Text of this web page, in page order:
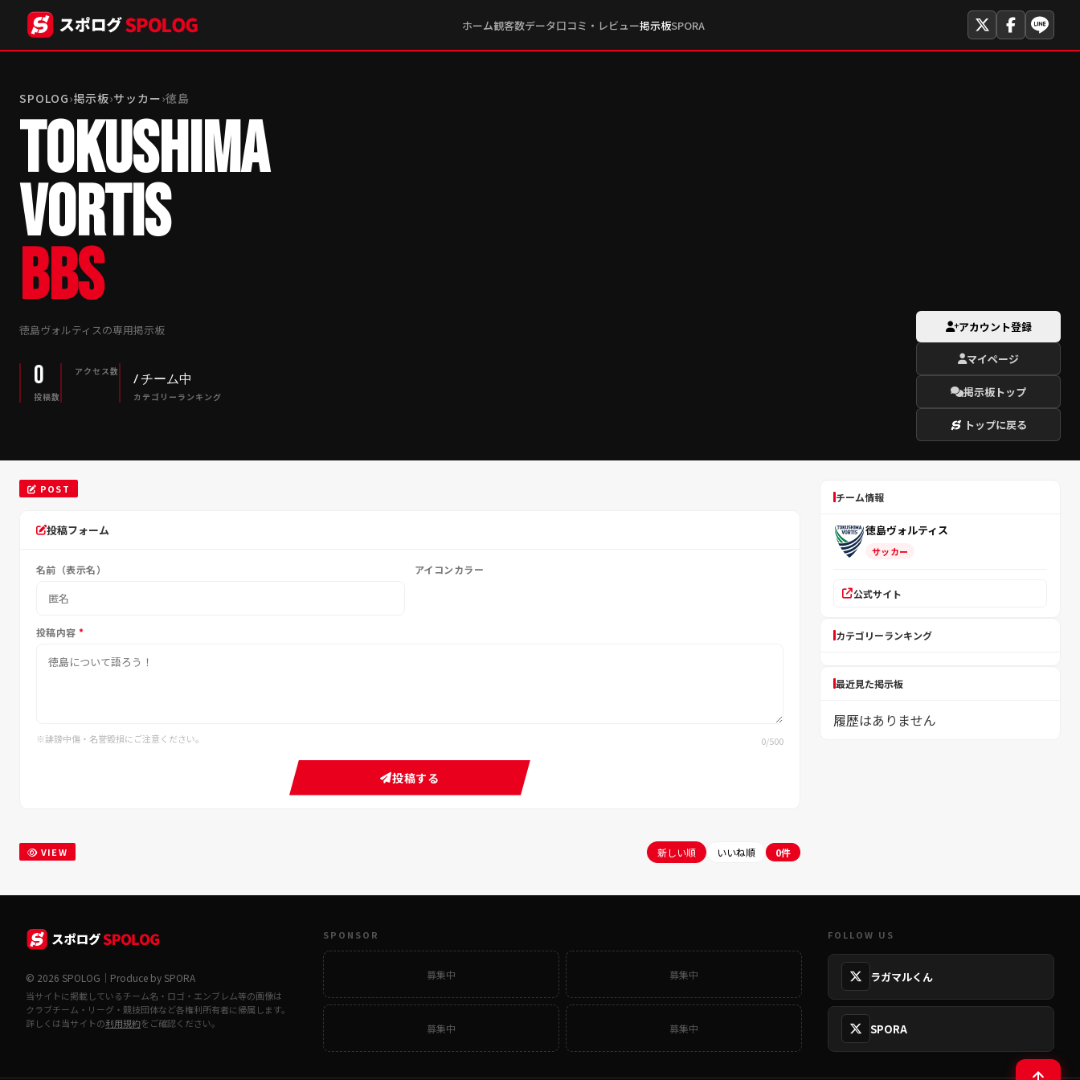
ホーム観客数データ口コミ・レビュー掲示板SPORA
SPOLOG›掲示板›サッカー›徳島
TOKUSHIMA
VORTIS
BBS
徳島ヴォルティスの専用掲示板
0
投稿数
アクセス数
/ チーム中
カテゴリーランキング
アカウント登録
マイページ
掲示板トップ
トップに戻る
POST
投稿フォーム
名前（表示名） アイコンカラー
投稿内容*
※誹謗中傷・名誉毀損にご注意ください。 0/500
投稿する
VIEW 新しい順 いいね順 0件
チーム情報
徳島ヴォルティス
サッカー
公式サイト
カテゴリーランキング
最近見た掲示板
履歴はありません
© 2026 SPOLOG｜Produce by SPORA
当サイトに掲載しているチーム名・ロゴ・エンブレム等の画像は
クラブチーム・リーグ・競技団体など各権利所有者に帰属します。
詳しくは当サイトの利用規約をご確認ください。
SPONSOR
募集中 募集中
募集中 募集中
FOLLOW US
ラガマルくん
SPORA